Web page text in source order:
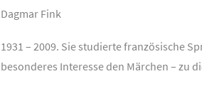
Dagmar Fink
1931 – 2009. Sie studierte französische
besonderes Interesse den Märchen – zu